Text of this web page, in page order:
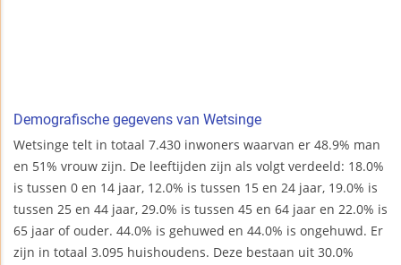
Demografische gegevens van Wetsinge
Wetsinge telt in totaal 7.430 inwoners waarvan er 48.9% man
en 51% vrouw zijn. De leeftijden zijn als volgt verdeeld: 18.0%
is tussen 0 en 14 jaar, 12.0% is tussen 15 en 24 jaar, 19.0% is
tussen 25 en 44 jaar, 29.0% is tussen 45 en 64 jaar en 22.0% is
65 jaar of ouder. 44.0% is gehuwed en 44.0% is ongehuwd. Er
zijn in totaal 3.095 huishoudens. Deze bestaan uit 30.0%